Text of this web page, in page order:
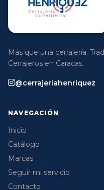
Más que una cerrajería.
Cerrajeros en Caracas.
@cerrajeriahenriquez
NAVEGACIÓN
Inicio
Catálogo
Marcas
Seguir mi servicio
Contacto